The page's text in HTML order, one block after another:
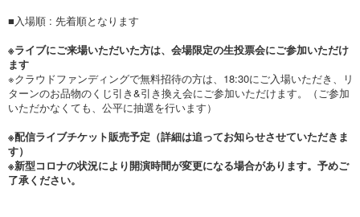
■入場順 : 先着順となります
※ライブにご来場いただいた方は、 会場限定の生投票会にご参加いただけ
ます
※クラウドファンディングで無料招待の方は、18:30にご入場いただき、リ
ターンのお品物のくじ引き&引き換え会にご参加いただけます。（ご参加
いただかなくても、公平に抽選を行います）
※配信ライブチケット販売予定（詳細は追ってお知らせさせていただきま
す）
※新型コロナの状況により開演時間が変更になる場合があります。予めご
了承ください。